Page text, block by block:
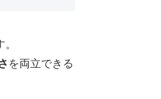
を両立できる